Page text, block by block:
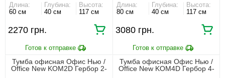
Длина:
60 см
Глубина:
40 см
Высота:
117 см
2270 грн.
Длина:
80 см
Глубина:
40 см
Высота:
117 см
3080 грн.
Тумба офисная Офис Нью /
Office New KOM2D Гербор 2-
Тумба офисная Офис Нью /
Office New KOM4D Гербор 4-